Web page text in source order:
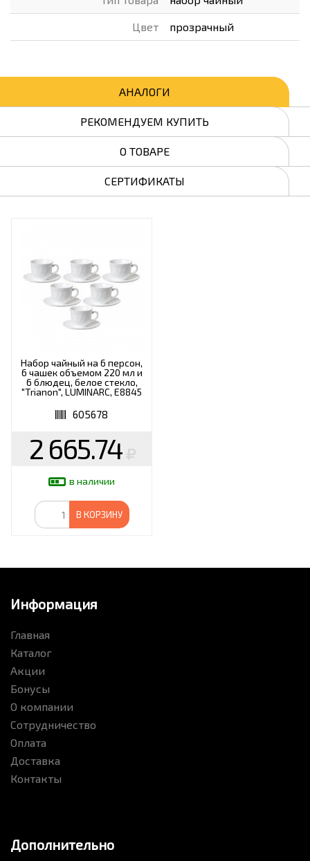
Цвет прозрачный
АНАЛОГИ
РЕКОМЕНДУЕМ КУПИТЬ
О ТОВАРЕ
СЕРТИФИКАТЫ
Набор чайный на 6 персон,
6 чашек объемом 220 мл и
6 блюдец, белое стекло,
"Trianon", LUMINARC, E8845
605678
2 665.74
в наличии
В КОРЗИНУ
Информация
Главная
Каталог
Акции
Бонусы
О компании
Сотрудничество
Оплата
Доставка
Контакты
Дополнительно